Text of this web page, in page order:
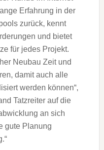
Erfahrung in der
zurück, kennt
und bietet
für jedes Projekt.
Neubau Zeit und
damit auch alle
werden können“,
Tatzreiter auf die
an sich
gute Planung